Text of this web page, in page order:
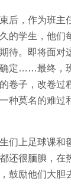
，作为班主任
的学生，他们
待。即将面对
定……最终，
卷子，改卷过
种莫名的难过
上足球课和毽
还很腼腆，在
鼓励他们大胆